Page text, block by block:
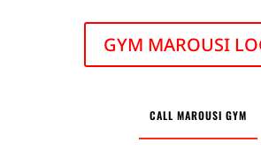
GYM MAROUSI
CALL MAROUSI GYM